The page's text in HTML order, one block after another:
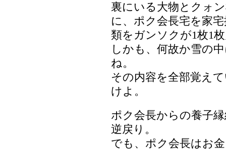
裏にいる大物とクォ
に、ポク会長宅を家
類をガンソクが1枚1
しかも、何故か雪の
ね。
その内容を全部覚え
けよ。
ポク会長からの養子
逆戻り。
でも、ポク会長はお